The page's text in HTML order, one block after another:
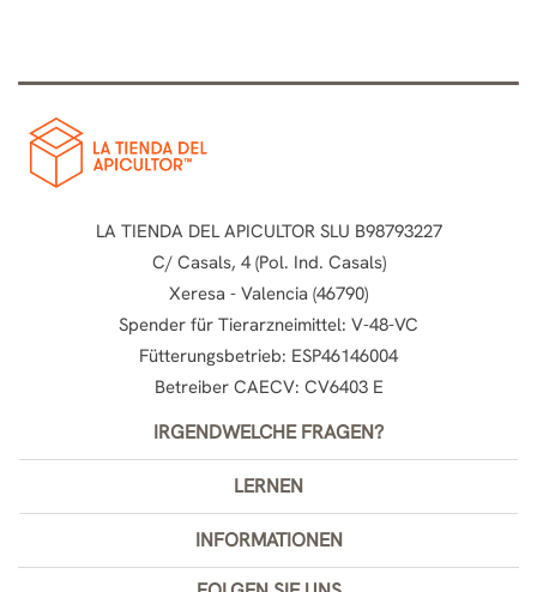
LA TIENDA DEL APICULTOR SLU B98793227
C/ Casals, 4 (Pol. Ind. Casals)
Xeresa - Valencia (46790)
Spender für Tierarzneimittel: V-48-VC
Fütterungsbetrieb: ESP46146004
Betreiber CAECV: CV6403 E
IRGENDWELCHE FRAGEN?
LERNEN
INFORMATIONEN